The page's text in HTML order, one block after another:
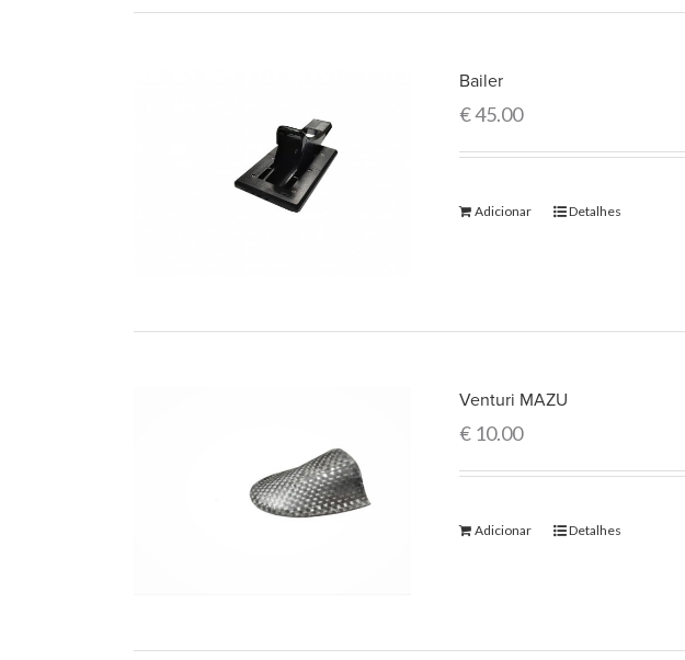
Bailer
€45.00
Adicionar Detalhes
Venturi MAZU
€ 10.00
Adicionar Detalhes